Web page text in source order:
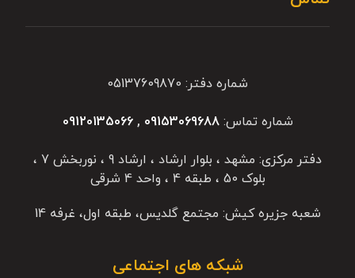
شماره دفتر: 05137609870
شماره تماس:09153069688
,
09120135066
دفتر مرکزی: مشهد ، بلوار ارشاد ، ارشاد 9 ، نوربخش 7 ،
بلوک 50 ، طبقه 4 ، واحد 4 شرقی
شعبه جزیره کیش: مجتمع گلدیس، طبقه اول، غرفه 14
شبکه های اجتماعی